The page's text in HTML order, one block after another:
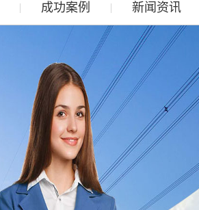
| 成功案例 | 新闻资讯